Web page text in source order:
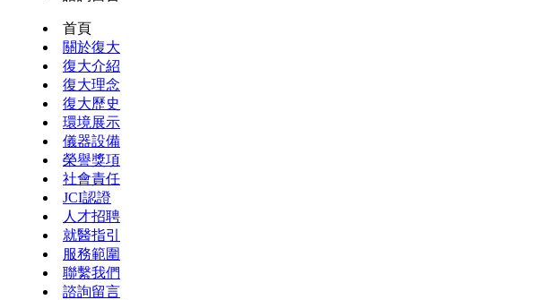
首頁
關於復大
復大介紹
復大理念
復大歷史
環境展示
儀器設備
榮譽獎項
社會責任
JCI認證
人才招聘
就醫指引
服務範圍
聯繫我們
諮詢留言